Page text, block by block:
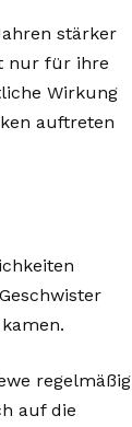
stärker
nur für ihre
Wirkung
auftreten
regelmäßig
auf die